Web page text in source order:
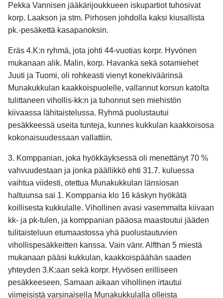
Pekka Vannisen jääkärijoukkueen iskupartiot tuhosivat
korp. Laakson ja stm. Pirhosen johdolla kaksi kiusallista
pk.-pesäkettä kasapanoksin.
Eräs 4.K:n ryhmä, jota johti 44-vuotias korpr. Hyvönen
mukanaan alik. Malin, korp. Havanka sekä sotamiehet
Juuti ja Tuomi, oli rohkeasti vienyt konekiväärinsä
Munakukkulan kaakkoispuolelle, vallannut korsun katolta
tulittaneen vihollis-kk:n ja tuhonnut sen miehistön
kiivaassa lähitaistelussa. Ryhmä puolustautui
pesäkkeessä useita tunteja, kunnes kukkulan kaakkoisosa
kokonaisuudessaan vallattiin.
3. Komppanian, joka hyökkäyksessä oli menettänyt 70 %
vahvuudestaan ja jonka päällikkö ehti 31.7. kuluessa
vaihtua viidesti, otettua Munakukkulan länsiosan
haltuunsa sai 1. Komppania klo 16 käskyn hyökätä
koillisesta kukkulalle. Vihollinen avasi vasemmalta kiivaan
kk- ja pk-tulen, ja komppanian pääosa maastoutui jääden
tulitaisteluun etumaastossa yhä puolustautuvien
vihollispesäkkeitten kanssa. Vain vänr. Alfthan 5 miestä
mukanaan pääsi kukkulan, kaakkoispäähän saaden
yhteyden 3.K:aan sekä korpr. Hyvösen erilliseen
pesäkkeeseen. Samaan aikaan vihollinen irtautui
viimeisistä varsinaisella Munakukkulalla olleista